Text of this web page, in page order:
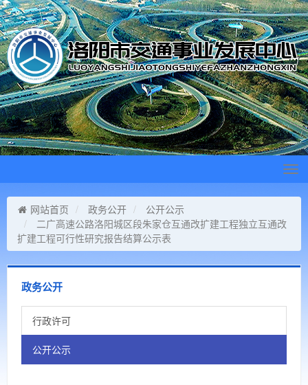
网站首页
政务公开
公开公示
二广高速公路洛阳城区段朱家仓互通改扩建工程独立互通改
扩建工程可行性研究报告结算公示表
政务公开
行政许可
公开公示